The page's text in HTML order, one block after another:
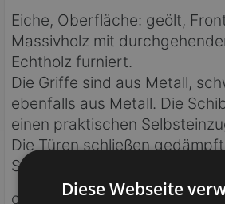
Eiche, Oberfläche: geölt,
Massivholz mit
Echtholz furniert.
Die Griffe sind aus Metall,
ebenfalls aus Metall. Die
einen praktischen
Die Türen schließen gedämpft
Sideboard mit 2 Holztüren
ca. B 158 x H 82 x T 40 cm
Diese Webseite